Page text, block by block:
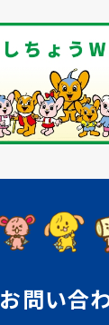
お問い合